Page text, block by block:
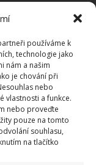
používáme k
technologie jako
nám a našim
je chování při
nebo
vlastnosti a funkce.
nebo proveďte
pouze na tomto
souhlasu,
na tlačítko
za
ukáže, kdo má
v dobách
získat 10 z 10